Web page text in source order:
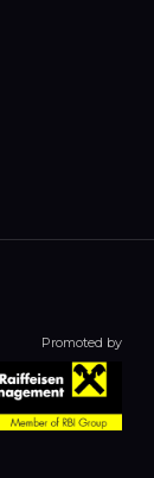
Promoted by